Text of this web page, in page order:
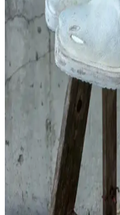
Castañer Espadrilles:
Konfor ve Sağlık
Castañer espadrilles
sunar. Pablo/002 klasik, Joel/
yapısına uygunluk ve destek
Kronik Hastalıklarla
Konfor ve Stil Önerileri
Kronik hastalıkları olan
yapmayan, bol kesim ve
giyim önerileri
tercihleriyle günlük yaşam
El Yapımı Deri
ve Kaliteli